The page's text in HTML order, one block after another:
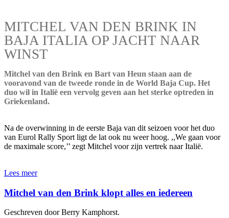
MITCHEL VAN DEN BRINK IN
BAJA ITALIA OP JACHT NAAR
WINST
Mitchel van den Brink en Bart van Heun staan aan de
vooravond van de tweede ronde in de World Baja Cup. Het
duo wil in Italië een vervolg geven aan het sterke optreden in
Griekenland.
Na de overwinning in de eerste Baja van dit seizoen voor het duo
van Eurol Rally Sport ligt de lat ook nu weer hoog. ,,We gaan voor
de maximale score,’’ zegt Mitchel voor zijn vertrek naar Italië.
Lees meer
Mitchel van den Brink klopt alles en iedereen
Geschreven door Berry Kamphorst.